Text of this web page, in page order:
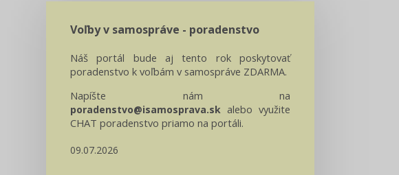
Voľby v samospráve - poradenstvo
Náš portál bude aj tento rok poskytovať
poradenstvo k voľbám v samospráve ZDARMA.
Napíšte nám na
poradenstvo@isamosprava.sk alebo využite
CHAT poradenstvo priamo na portáli.
09.07.2026